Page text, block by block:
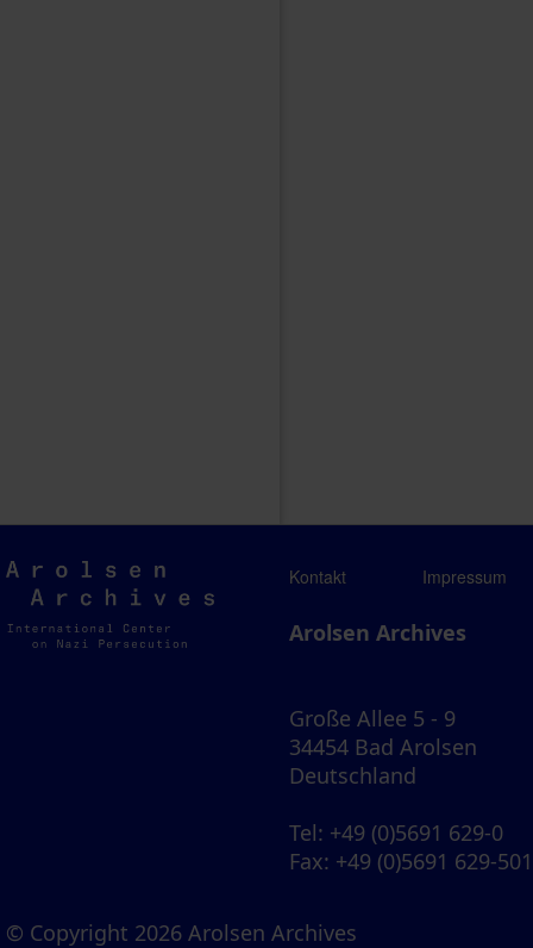
Arolsen
Archives
Kontakt Impressum
Arolsen Archives
Große Allee 5 - 9
34454 Bad Arolsen
Deutschland
Tel: +49 (0)5691 629-0
Fax: +49 (0)5691 629-501
© Copyright 2026 Arolsen Archives